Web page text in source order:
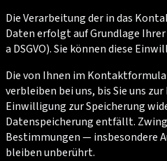
Die Verarbeitung der in das
Daten erfolgt auf Grundlage
a DSGVO). Sie können diese
Die von Ihnen im
verbleiben bei uns, bis Sie uns
Einwilligung zur Speicherung
Datenspeicherung entfällt.
Bestimmungen — insbesondere
bleiben unberührt.